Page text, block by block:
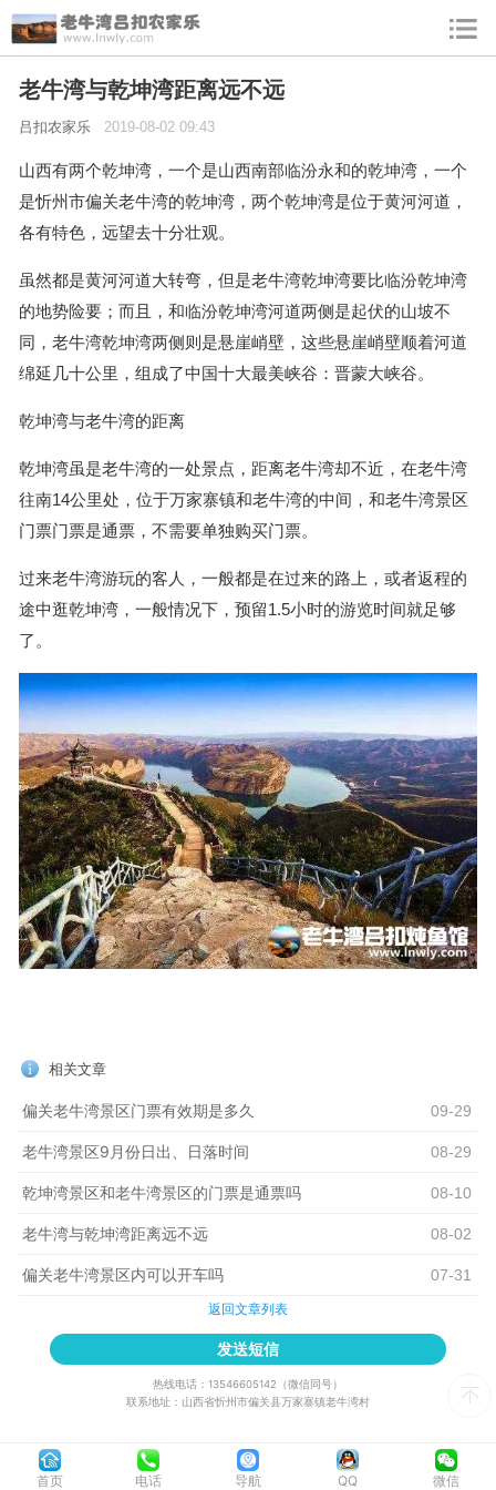
老牛湾与乾坤湾距离远不远
吕扣农家乐 2019-08-02 09:43
山西有两个乾坤湾，一个是山西南部临汾永和的乾坤湾，一个
是忻州市偏关老牛湾的乾坤湾，两个乾坤湾是位于黄河河道，
各有特色，远望去十分壮观。
虽然都是黄河河道大转弯，但是老牛湾乾坤湾要比临汾乾坤湾
的地势险要；而且，和临汾乾坤湾河道两侧是起伏的山坡不
同，老牛湾乾坤湾两侧则是悬崖峭壁，这些悬崖峭壁顺着河道
绵延几十公里，组成了中国十大最美峡谷：晋蒙大峡谷。
乾坤湾与老牛湾的距离
乾坤湾虽是老牛湾的一处景点，距离老牛湾却不近，在老牛湾
往南14公里处，位于万家寨镇和老牛湾的中间，和老牛湾景区
门票门票是通票，不需要单独购买门票。
过来老牛湾游玩的客人，一般都是在过来的路上，或者返程的
途中逛乾坤湾，一般情况下，预留1.5小时的游览时间就足够
了。
相关文章
偏关老牛湾景区门票有效期是多久 09-29
老牛湾景区9月份日出、日落时间 08-29
乾坤湾景区和老牛湾景区的门票是通票吗 08-10
老牛湾与乾坤湾距离远不远 08-02
偏关老牛湾景区内可以开车吗 07-31
返回文章列表
发送短信
热线电话：13546605142（微信同号）
联系地址：山西省忻州市偏关县万家寨镇老牛湾村
首页 电话 导航 QQ 微信